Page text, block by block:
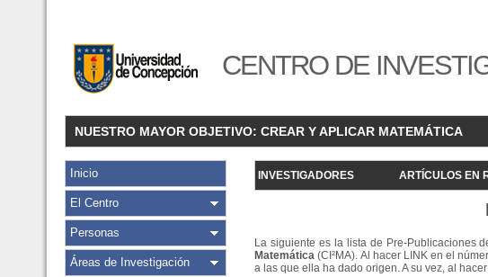
CENTRO DE
NUESTRO MAYOR OBJETIVO: CREAR Y APLICAR MATEMÁTICA
Inicio
El Centro
Personas
Áreas de Investigación
INVESTIGADORES ARTÍCULOS EN
La siguiente es la lista de Pre-Publicaciones
Matemática (CI²MA). Al hacer LINK en el
a las que ella ha dado origen. A su vez, al